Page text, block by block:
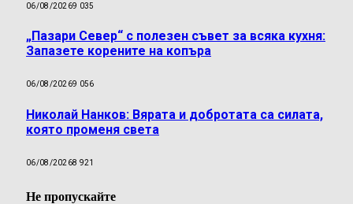
06/08/20269 035
„Пазари Север“ с полезен съвет за всяка кухня:
Запазете корените на копъра
06/08/20269 056
Николай Нанков: Вярата и добротата са силата,
която променя света
06/08/20268 921
Не пропускайте